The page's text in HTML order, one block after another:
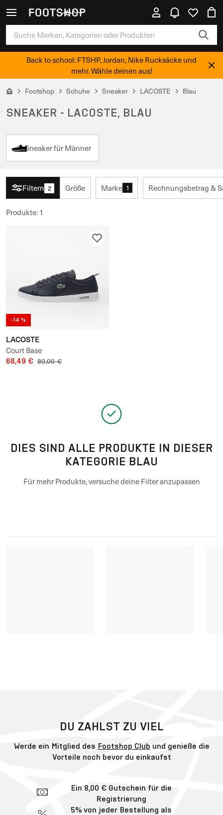
Back to school: FTSHP, Jordan, Nike Rucksäcke und
mehr. Wähle deinen aus!
Footshop Schuhe Sneaker LACOSTE Blau
SNEAKER - LACOSTE, BLAU
Sneaker für Männer
Filtern 2 Größe Marke 1 Rechnungsbetrag &
Produkte: 1
-14 %
LACOSTE
Court Base
68,49 € 80,00 €
DIES SIND ALLE PRODUKTE IN DIESER
KATEGORIE BLAU
Für mehr Produkte, versuche deine Filter anzupassen
DU ZAHLST ZU VIEL
Werde ein Mitglied des Footshop Club und genieße die
Vorteile noch bevor du einkaufst
Ein 8,00 € Gutschein für die
Registrierung
5% von jeder Bestellung als